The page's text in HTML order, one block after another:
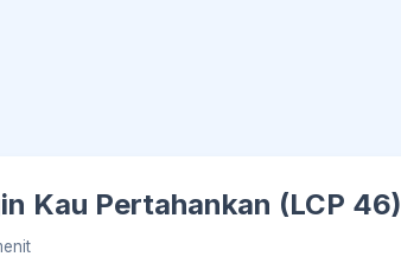
Kau Pertahankan (LCP 46)